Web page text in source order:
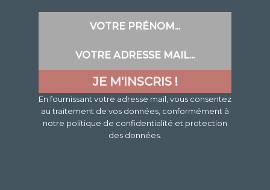
En fournissant votre adresse mail, vous consentez
au traitement de vos données, conformément à
notre politique de confidentialité et protection
des données.